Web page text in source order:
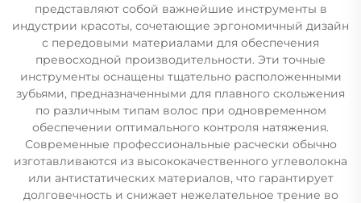
представляют собой важнейшие инструменты в
индустрии красоты, сочетающие эргономичный дизайн
с передовыми материалами для обеспечения
превосходной производительности. Эти точные
инструменты оснащены тщательно расположенными
зубьями, предназначенными для плавного скольжения
по различным типам волос при одновременном
обеспечении оптимального контроля натяжения.
Современные профессиональные расчески обычно
изготавливаются из высококачественного углеволокна
или антистатических материалов, что гарантирует
долговечность и снижает нежелательное трение во